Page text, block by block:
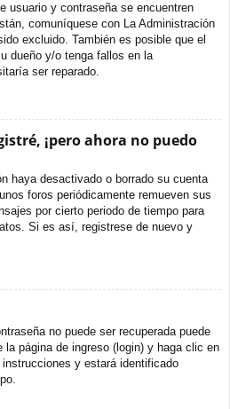
usuario y contraseña se encuentren
comuníquese con La Administración
excluido. También es posible que el
dueño y/o tenga fallos en la
ser reparado.
¡pero ahora no puedo
haya desactivado o borrado su cuenta
foros periódicamente remueven sus
por cierto periodo de tiempo para
Si es así, registrese de nuevo y
no puede ser recuperada puede
página de ingreso (login) y haga clic en
y estará identificado